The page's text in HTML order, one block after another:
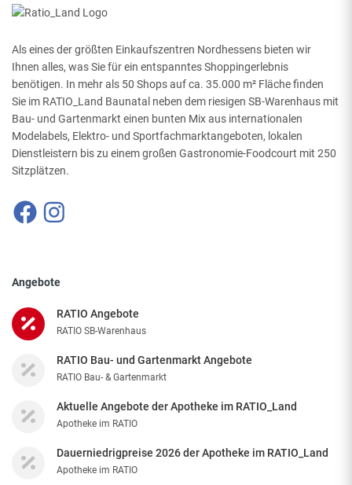
Als eines der größten Einkaufszentren Nordhessens bieten wir
Ihnen alles, was Sie für ein entspanntes Shoppingerlebnis
benötigen. In mehr als 50 Shops auf ca. 35.000 m² Fläche finden
Sie im RATIO_Land Baunatal neben dem riesigen SB-Warenhaus mit
Bau- und Gartenmarkt einen bunten Mix aus internationalen
Modelabels, Elektro- und Sportfachmarktangeboten, lokalen
Dienstleistern bis zu einem großen Gastronomie-Foodcourt mit 250
Sitzplätzen.
Angebote
RATIO Angebote
RATIO SB-Warenhaus
RATIO Bau- und Gartenmarkt Angebote
RATIO Bau- & Gartenmarkt
Aktuelle Angebote der Apotheke im RATIO_Land
Apotheke im RATIO
Dauerniedrigpreise 2026 der Apotheke im RATIO_Land
Apotheke im RATIO